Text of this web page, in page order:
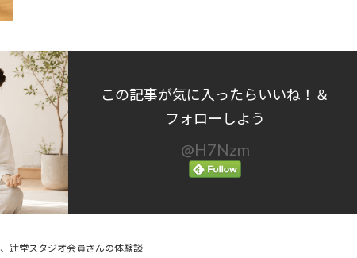
この記事が気に入ったらいいね！＆
フォローしよう
@H7Nzm
、辻堂スタジオ会員さんの体験談